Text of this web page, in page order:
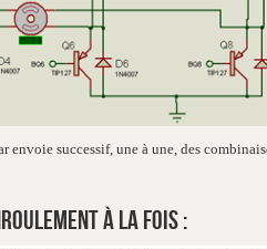
envoie successif, une à une, des
à la fois :